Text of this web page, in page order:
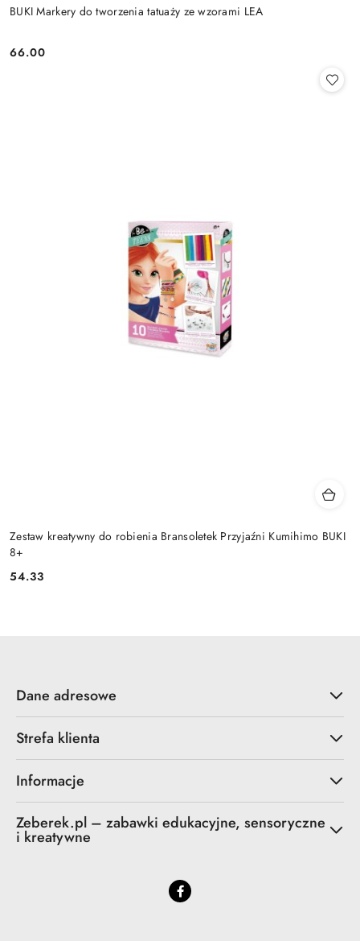
BUKI Markery do tworzenia tatuaży ze wzorami LEA
Cena:
66.00
Zestaw kreatywny do robienia Bransoletek Przyjaźni Kumihimo BUKI
8+
Cena:
54.33
Dane adresowe
Strefa klienta
Informacje
Zeberek.pl – zabawki edukacyjne, sensoryczne
i kreatywne